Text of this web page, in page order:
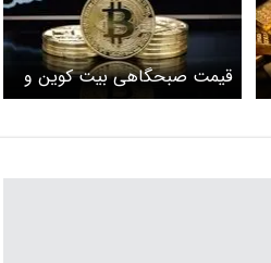
قیمت صبحگاهی بیت کوین و
ارز‌های دیجیتال امروز جمعه ۲۱